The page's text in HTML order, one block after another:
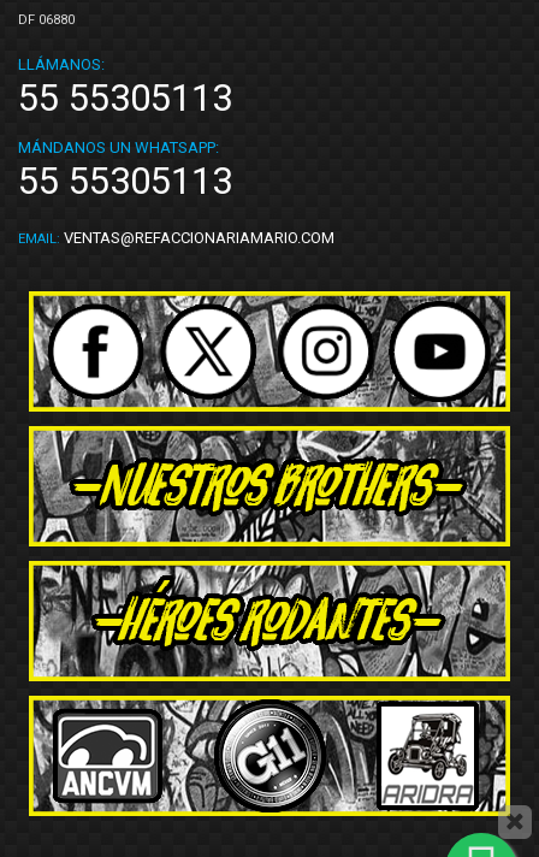
DF 06880
LLÁMANOS:
55 55305113
MÁNDANOS UN WHATSAPP:
55 55305113
EMAIL: VENTAS@REFACCIONARIAMARIO.COM